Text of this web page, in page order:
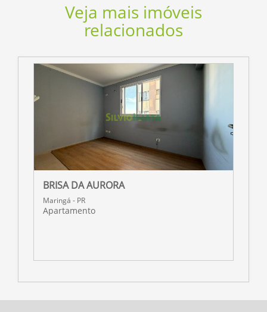
Veja mais imóveis
relacionados
BRISA DA AURORA
Maringá - PR
Apartamento